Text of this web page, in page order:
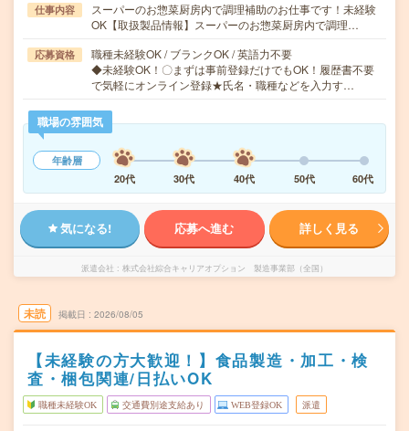
仕事内容
スーパーのお惣菜厨房内で調理補助のお仕事です！未経験
OK【取扱製品情報】スーパーのお惣菜厨房内で調理…
応募資格
職種未経験OK / ブランクOK / 英語力不要
◆未経験OK！〇まずは事前登録だけでもOK！履歴書不要
で気軽にオンライン登録★氏名・職種などを入力す…
職場の雰囲気
年齢層
20代
30代 40代 50代 60代
気になる! 応募へ進む 詳しく見る
派遣会社 株式会社綜合キャリアオプション 製造事業部（全国）
未読 掲載日 2026/08/05
【未経験の方大歓迎！】食品製造・加工・検
査・梱包関連/日払いOK
職種未経験OK 交通費別途支給あり WEB登録OK 派遣